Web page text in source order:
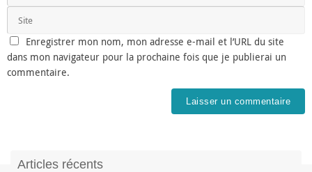
Enregistrer mon nom, mon adresse e-mail et l’URL du site
dans mon navigateur pour la prochaine fois que je publierai un
commentaire.
Articles récents